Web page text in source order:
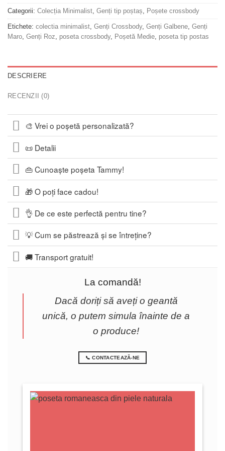
Categorii: Colecția Minimalist, Genți tip poștaș, Poșete crossbody
Etichete: colectia minimalist, Genți Crossbody, Genți Galbene, Genți
Maro, Genți Roz, poseta crossbody, Poșetă Medie, poseta tip postas
DESCRIERE
RECENZII (0)
🎨 Vrei o poșetă personalizată?
📜 Detalii
👜 Cunoaște poșeta Tammy!
🎁 O poți face cadou!
👌 De ce este perfectă pentru tine?
💡 Cum se păstrează și se întreține?
🚚 Transport gratuit!
La comandă!
Dacă doriți să aveți o geantă
unică, o putem simula înainte de a
o produce!
📞 CONTACTEAZĂ-NE